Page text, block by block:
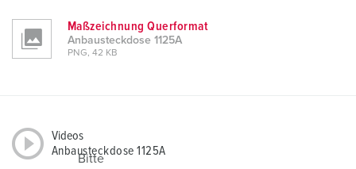
Maßzeichnung Querformat
Anbausteckdose 1125A
PNG, 42 KB
Videos
Anbausteckdose 1125A
Bitte